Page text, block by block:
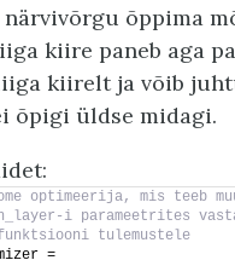
närvivõrgu õppima
kiire paneb aga
kiirelt ja võib
õpigi üldse midagi.
optimeerija, mis teeb
i parameetrites
tulemustele
=